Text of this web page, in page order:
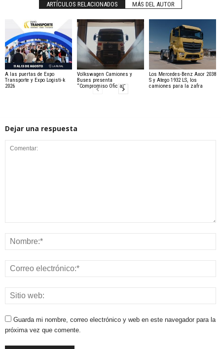
ARTÍCULOS RELACIONADOS MÁS DEL AUTOR
A las puertas de Expo
Transporte y Expo Logisti-k
2026
Volkswagen Camiones y
Buses presenta
“Compromiso Oficial”
Los Mercedes-Benz Axor 2038
S y Atego 1932 LS, los
camiones para la zafra
Dejar una respuesta
Guarda mi nombre, correo electrónico y web en este navegador para la
próxima vez que comente.